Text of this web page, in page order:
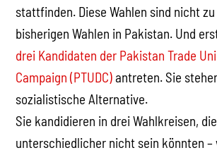
stattfinden. Diese Wahlen sind nicht
bisherigen Wahlen in Pakistan. Und
drei Kandidaten der Pakistan Trade
Campaign (PTUDC)antreten. Sie
sozialistische Alternative.
Sie kandidieren in drei Wahlkreisen, die
unterschiedlicher nicht sein könnten